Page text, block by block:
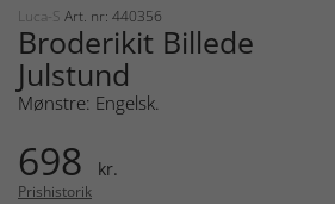
Luca-S Art. nr: 440356
Broderikit Billede
Julstund
Mønstre: Engelsk.
698 kr.
Prishistorik